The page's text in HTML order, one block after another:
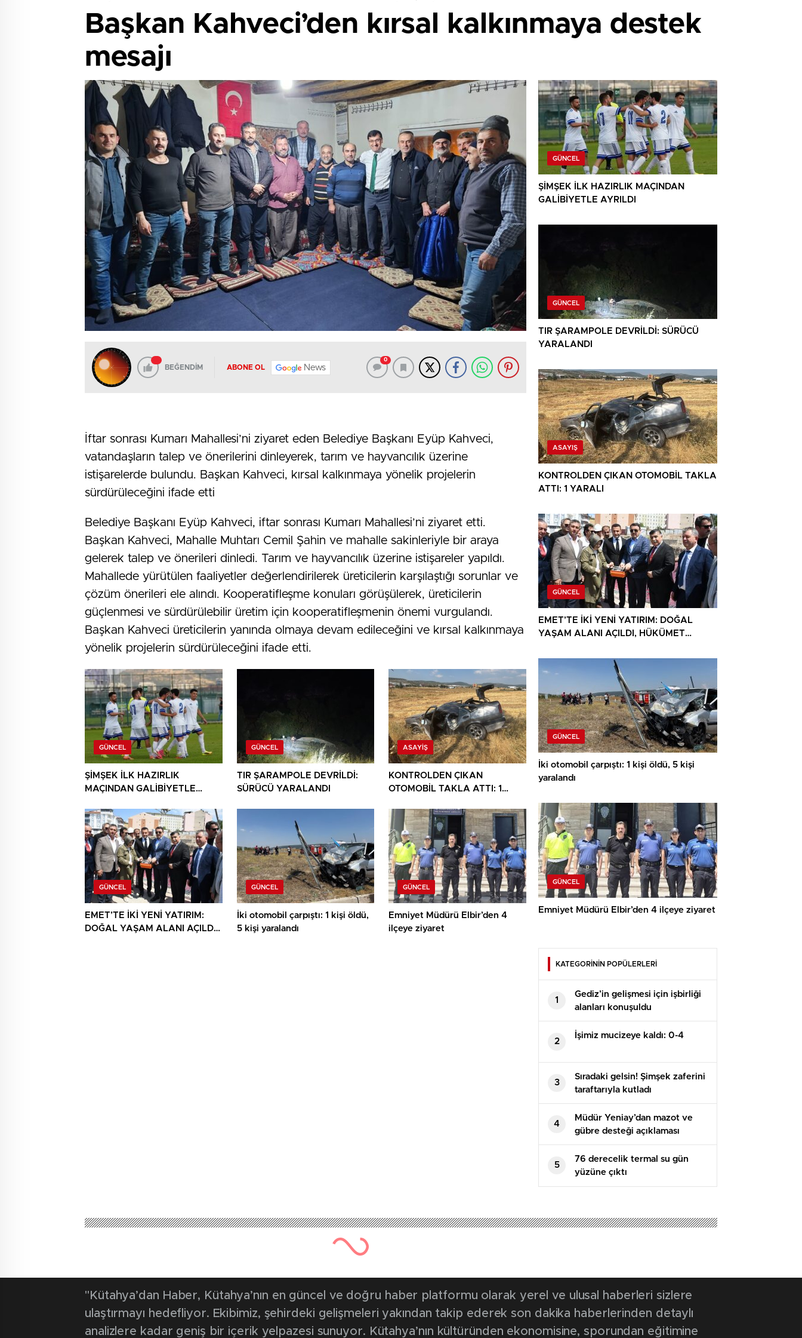
Başkan Kahveci’den kırsal kalkınmaya destek
mesajı
BEĞENDİM ABONE OL News
0
İftar sonrası Kumarı Mahallesi’ni ziyaret eden Belediye Başkanı Eyüp Kahveci,
vatandaşların talep ve önerilerini dinleyerek, tarım ve hayvancılık üzerine
istişarelerde bulundu. Başkan Kahveci, kırsal kalkınmaya yönelik projelerin
sürdürüleceğini ifade etti
Belediye Başkanı Eyüp Kahveci, iftar sonrası Kumarı Mahallesi’ni ziyaret etti.
Başkan Kahveci, Mahalle Muhtarı Cemil Şahin ve mahalle sakinleriyle bir araya
gelerek talep ve önerileri dinledi. Tarım ve hayvancılık üzerine istişareler yapıldı.
Mahallede yürütülen faaliyetler değerlendirilerek üreticilerin karşılaştığı sorunlar ve
çözüm önerileri ele alındı. Kooperatifleşme konuları görüşülerek, üreticilerin
güçlenmesi ve sürdürülebilir üretim için kooperatifleşmenin önemi vurgulandı.
Başkan Kahveci üreticilerin yanında olmaya devam edileceğini ve kırsal kalkınmaya
yönelik projelerin sürdürüleceğini ifade etti.
GÜNCEL
ŞİMŞEK İLK HAZIRLIK
MAÇINDAN GALİBİYETLE
GÜNCEL
TIR ŞARAMPOLE DEVRİLDİ:
SÜRÜCÜ YARALANDI
ASAYIŞ
KONTROLDEN ÇIKAN
OTOMOBİL TAKLA ATTI: 1
GÜNCEL
EMET’TE İKİ YENİ YATIRIM:
DOĞAL YAŞAM ALANI AÇILDI,
GÜNCEL
İki otomobil çarpıştı: 1 kişi öldü,
5 kişi yaralandı
GÜNCEL
Emniyet Müdürü Elbir’den 4
ilçeye ziyaret
GÜNCEL
ŞİMŞEK İLK HAZIRLIK MAÇINDAN
GALİBİYETLE AYRILDI
GÜNCEL
TIR ŞARAMPOLE DEVRİLDİ: SÜRÜCÜ
YARALANDI
ASAYIŞ
KONTROLDEN ÇIKAN OTOMOBİL TAKLA
ATTI: 1 YARALI
GÜNCEL
EMET’TE İKİ YENİ YATIRIM: DOĞAL
YAŞAM ALANI AÇILDI, HÜKÜMET
GÜNCEL
İki otomobil çarpıştı: 1 kişi öldü, 5 kişi
yaralandı
GÜNCEL
Emniyet Müdürü Elbir’den 4 ilçeye ziyaret
KATEGORİNİN POPÜLERLERİ
1
Gediz’in gelişmesi için işbirliği
alanları konuşuldu
2
İşimiz mucizeye kaldı: 0-4
3
Sıradaki gelsin! Şimşek zaferini
taraftarıyla kutladı
4
Müdür Yeniay’dan mazot ve
gübre desteği açıklaması
5
76 derecelik termal su gün
yüzüne çıktı
782 kez okunmuştur
Kütahyaspor’dan abonelere özel avantajlar